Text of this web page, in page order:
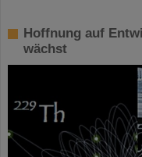
Hoffnung auf
wächst